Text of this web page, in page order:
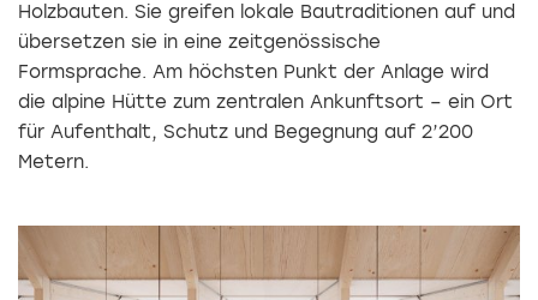
Holzbauten. Sie greifen lokale Bautraditionen auf und
übersetzen sie in eine zeitgenössische
Formsprache. Am höchsten Punkt der Anlage wird
die alpine Hütte zum zentralen Ankunftsort – ein Ort
für Aufenthalt, Schutz und Begegnung auf 2’200
Metern.